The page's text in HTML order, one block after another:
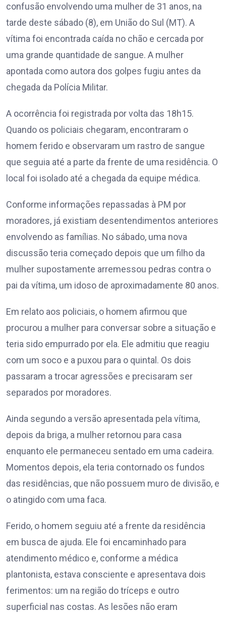
confusão envolvendo uma mulher de 31 anos, na
tarde deste sábado (8), em União do Sul (MT). A
vítima foi encontrada caída no chão e cercada por
uma grande quantidade de sangue. A mulher
apontada como autora dos golpes fugiu antes da
chegada da Polícia Militar.
A ocorrência foi registrada por volta das 18h15.
Quando os policiais chegaram, encontraram o
homem ferido e observaram um rastro de sangue
que seguia até a parte da frente de uma residência. O
local foi isolado até a chegada da equipe médica.
Conforme informações repassadas à PM por
moradores, já existiam desentendimentos anteriores
envolvendo as famílias. No sábado, uma nova
discussão teria começado depois que um filho da
mulher supostamente arremessou pedras contra o
pai da vítima, um idoso de aproximadamente 80 anos.
Em relato aos policiais, o homem afirmou que
procurou a mulher para conversar sobre a situação e
teria sido empurrado por ela. Ele admitiu que reagiu
com um soco e a puxou para o quintal. Os dois
passaram a trocar agressões e precisaram ser
separados por moradores.
Ainda segundo a versão apresentada pela vítima,
depois da briga, a mulher retornou para casa
enquanto ele permaneceu sentado em uma cadeira.
Momentos depois, ela teria contornado os fundos
das residências, que não possuem muro de divisão, e
o atingido com uma faca.
Ferido, o homem seguiu até a frente da residência
em busca de ajuda. Ele foi encaminhado para
atendimento médico e, conforme a médica
plantonista, estava consciente e apresentava dois
ferimentos: um na região do tríceps e outro
superficial nas costas. As lesões não eram